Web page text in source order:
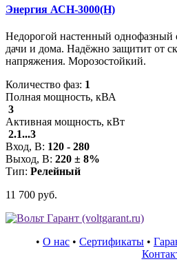
Энергия АСН-3000(Н)
Недорогой настенный однофазный
дачи и дома. Надёжно защитит от
напряжения. Морозостойкий.
Количество фаз: 1
Полная мощность, кВА
3
Активная мощность, кВт
2.1...3
Вход, В: 120 - 280
Выход, В: 220 ± 8%
Тип: Релейный
11 700 руб.
• О нас • Сертификаты •